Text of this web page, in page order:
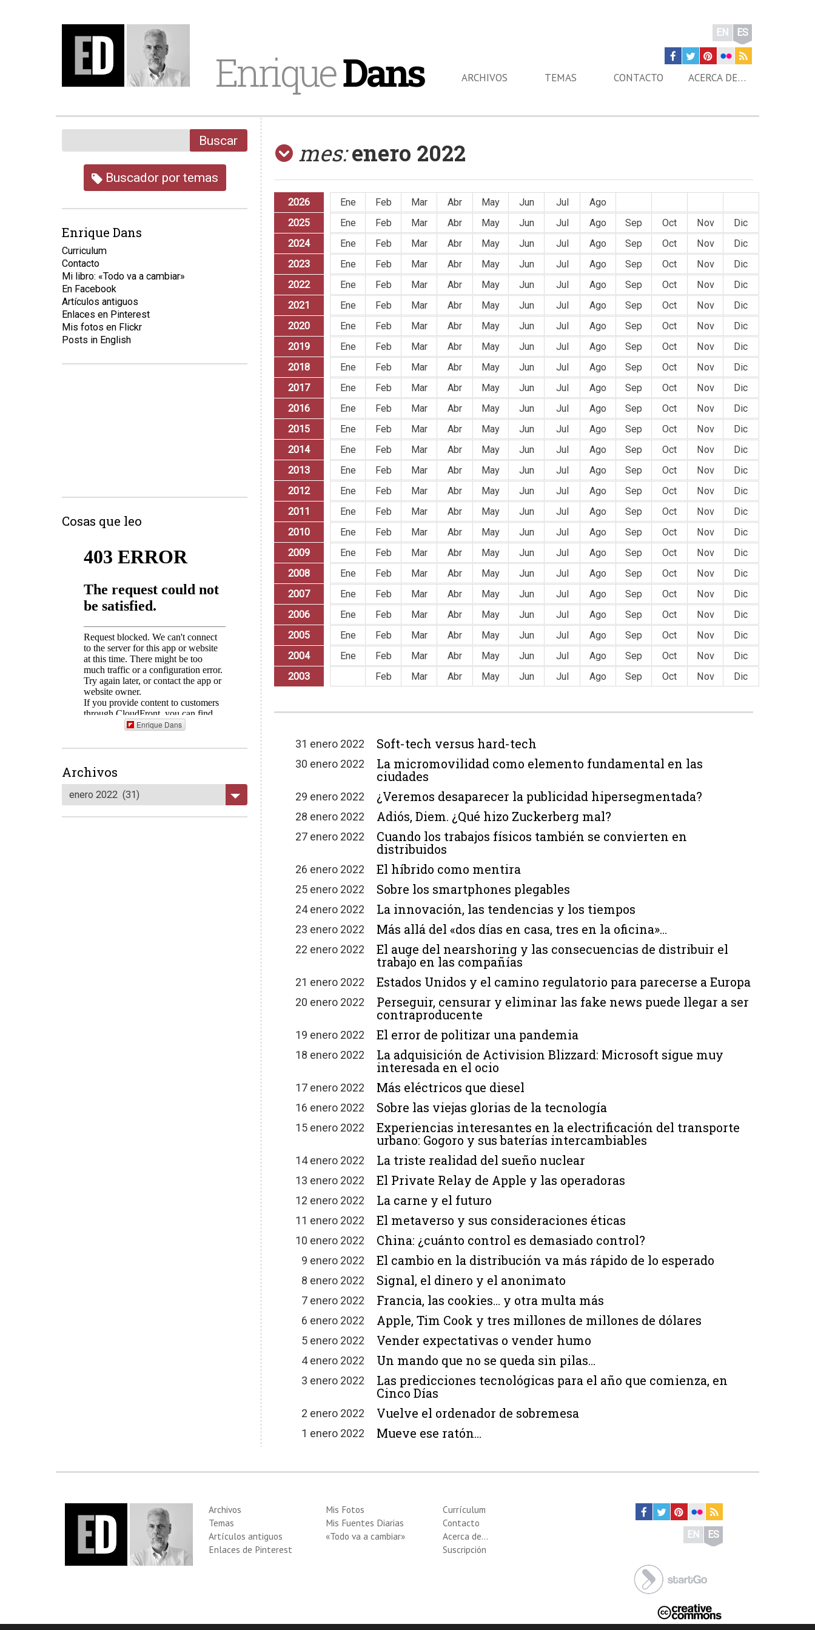
EnriqueDans
EN ES
ARCHIVOS TEMAS CONTACTO ACERCA DE…
mes: enero 2022
2026 Ene Feb Mar Abr May Jun Jul Ago
2025
Ene Feb Mar Abr May Jun Jul Ago Sep Oct Nov
Dic
2024
Ene Feb Mar Abr May Jun Jul Ago Sep Oct Nov
Dic
2023
Ene Feb Mar Abr May Jun Jul Ago Sep Oct Nov
Dic
2022
Ene Feb Mar Abr May Jun Jul Ago Sep Oct Nov
Dic
2021
Ene Feb Mar Abr May Jun Jul Ago Sep Oct Nov
Dic
2020
Ene Feb Mar Abr May Jun Jul Ago Sep Oct Nov
Dic
2019
Ene Feb Mar Abr May Jun Jul Ago Sep Oct Nov
Dic
2018
Ene Feb Mar Abr May Jun Jul Ago Sep Oct Nov
Dic
2017
Ene Feb Mar Abr May Jun Jul Ago Sep Oct Nov
Dic
2016
Ene Feb Mar Abr May Jun Jul Ago Sep Oct Nov
Dic
2015
Ene Feb Mar Abr May Jun Jul Ago Sep Oct Nov
Dic
2014
Ene Feb Mar Abr May Jun Jul Ago Sep Oct Nov
Dic
2013
Ene Feb Mar Abr May Jun Jul Ago Sep Oct Nov
Dic
2012
Ene Feb Mar Abr May Jun Jul Ago Sep Oct Nov
Dic
2011
Ene Feb Mar Abr May Jun Jul Ago Sep Oct Nov
Dic
2010
Ene Feb Mar Abr May Jun Jul Ago Sep Oct Nov
Dic
2009
Ene Feb Mar Abr May Jun Jul Ago Sep Oct Nov
Dic
2008
Ene Feb Mar Abr May Jun Jul Ago Sep Oct Nov
Dic
2007
Ene Feb Mar Abr May Jun Jul Ago Sep Oct Nov
Dic
2006
Ene Feb Mar Abr May Jun Jul Ago Sep Oct Nov
Dic
2005
Ene Feb Mar Abr May Jun Jul Ago Sep Oct Nov
Dic
2004
Ene Feb Mar Abr May Jun Jul Ago Sep Oct Nov
Dic
2003
Feb Mar Abr May Jun Jul Ago Sep Oct Nov Dic
31 enero 2022 Soft-tech versus hard-tech
30 enero 2022
La micromovilidad como elemento fundamental en las
ciudades
29 enero 2022 ¿Veremos desaparecer la publicidad hipersegmentada?
28 enero 2022 Adiós, Diem. ¿Qué hizo Zuckerberg mal?
27 enero 2022
Cuando los trabajos físicos también se convierten en
distribuidos
26 enero 2022 El híbrido como mentira
25 enero 2022 Sobre los smartphones plegables
24 enero 2022 La innovación, las tendencias y los tiempos
23 enero 2022 Más allá del «dos días en casa, tres en la oficina»…
22 enero 2022
El auge del nearshoring y las consecuencias de distribuir el
trabajo en las compañías
21 enero 2022 Estados Unidos y el camino regulatorio para parecerse a Europa
20 enero 2022
Perseguir, censurar y eliminar las fake news puede llegar a ser
contraproducente
19 enero 2022 El error de politizar una pandemia
18 enero 2022
La adquisición de Activision Blizzard: Microsoft sigue muy
interesada en el ocio
17 enero 2022 Más eléctricos que diesel
16 enero 2022 Sobre las viejas glorias de la tecnología
15 enero 2022
Experiencias interesantes en la electrificación del transporte
urbano: Gogoro y sus baterías intercambiables
14 enero 2022 La triste realidad del sueño nuclear
13 enero 2022 El Private Relay de Apple y las operadoras
12 enero 2022 La carne y el futuro
11 enero 2022 El metaverso y sus consideraciones éticas
10 enero 2022 China: ¿cuánto control es demasiado control?
9 enero 2022 El cambio en la distribución va más rápido de lo esperado
8 enero 2022 Signal, el dinero y el anonimato
7 enero 2022 Francia, las cookies… y otra multa más
6 enero 2022 Apple, Tim Cook y tres millones de millones de dólares
5 enero 2022 Vender expectativas o vender humo
4 enero 2022 Un mando que no se queda sin pilas…
3 enero 2022
Las predicciones tecnológicas para el año que comienza, en
Cinco Días
2 enero 2022 Vuelve el ordenador de sobremesa
1 enero 2022 Mueve ese ratón…
Buscar
Buscador por temas
Enrique Dans
Curriculum
Contacto
Mi libro: «Todo va a cambiar»
En Facebook
Artículos antiguos
Enlaces en Pinterest
Mis fotos en Flickr
Posts in English
Cosas que leo
Enrique Dans
Archivos
enero 2022 (31)
Archivos
Temas
Artículos antiguos
Enlaces de Pinterest
Mis Fotos
Mis Fuentes Diarias
«Todo va a cambiar»
Currículum
Contacto
Acerca de…
Suscripción
EN ES